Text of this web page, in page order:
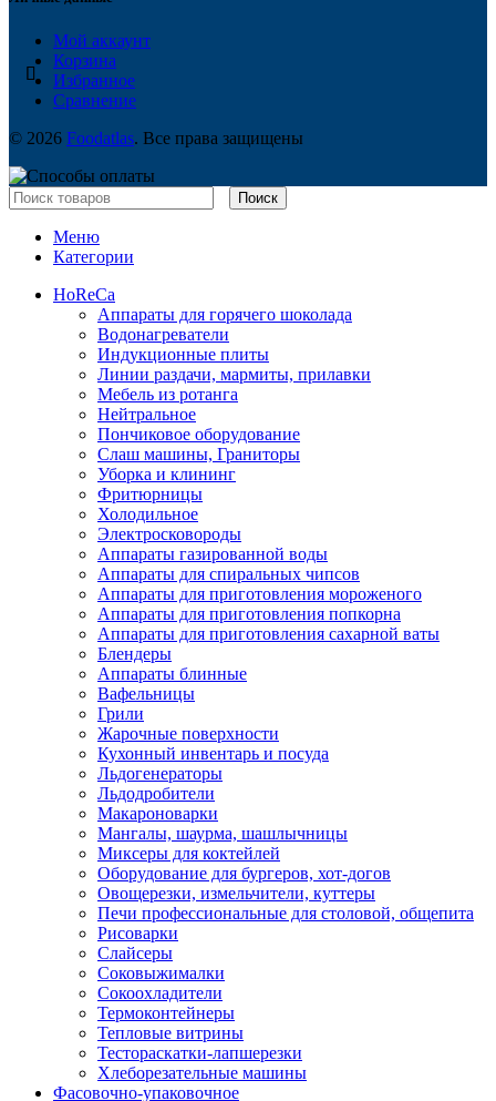
Мой аккаунт
Корзина
Избранное
Сравнение
© 2026 Foodatlas. Все права защищены
Поиск
Меню
Категории
HoReCa
Аппараты для горячего шоколада
Водонагреватели
Индукционные плиты
Линии раздачи, мармиты, прилавки
Мебель из ротанга
Нейтральное
Пончиковое оборудование
Слаш машины, Граниторы
Уборка и клининг
Фритюрницы
Холодильное
Электросковороды
Аппараты газированной воды
Аппараты для спиральных чипсов
Аппараты для приготовления мороженого
Аппараты для приготовления попкорна
Аппараты для приготовления сахарной ваты
Блендеры
Аппараты блинные
Вафельницы
Грили
Жарочные поверхности
Кухонный инвентарь и посуда
Льдогенераторы
Льдодробители
Макароноварки
Мангалы, шаурма, шашлычницы
Миксеры для коктейлей
Оборудование для бургеров, хот-догов
Овощерезки, измельчители, куттеры
Печи профессиональные для столовой, общепита
Рисоварки
Слайсеры
Соковыжималки
Сокоохладители
Термоконтейнеры
Тепловые витрины
Тестораскатки-лапшерезки
Хлеборезательные машины
Фасовочно-упаковочное